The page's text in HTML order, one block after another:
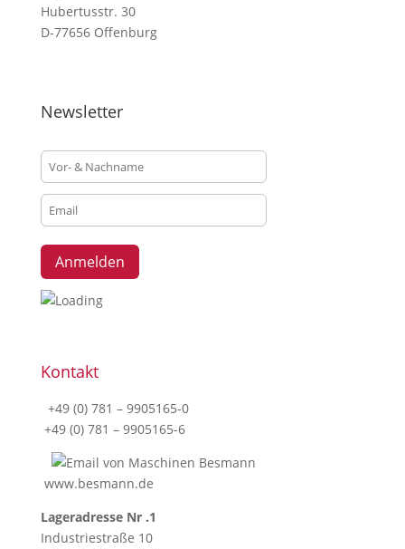
Hubertusstr. 30
D-77656 Offenburg
Newsletter
Kontakt
+49 (0) 781 – 9905165-0
+49 (0) 781 – 9905165-6
www.besmann.de
Lageradresse Nr .1
Industriestraße 10